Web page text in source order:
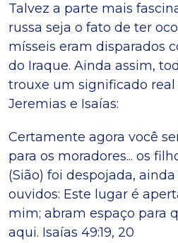
Talvez a parte mais
russa seja o fato de ter
mísseis eram disparados
do Iraque. Ainda assim,
trouxe um significado real
Jeremias e Isaías:
Certamente agora você
para os moradores... os
(Sião) foi despojada,
ouvidos: Este lugar é
mim; abram espaço para
aqui. Isaías 49:19, 20